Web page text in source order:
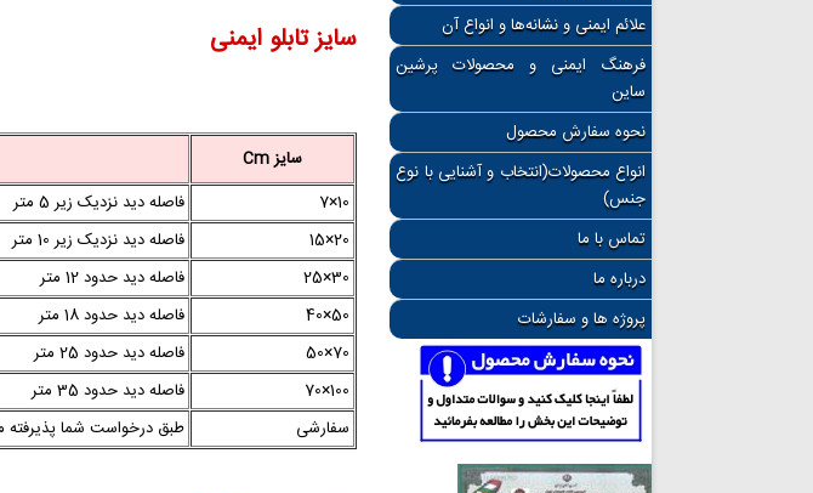
علائم ایمنی و نشانه‌ها و انواع آن
فرهنگ ایمنی و محصولات پرشین
ساین
نحوه سفارش محصول
انواع محصولات(انتخاب و آشنایی با نوع
جنس)
تماس با ما
درباره ما
پروژه ها و سفارشات
سایز تابلو ایمنی
سایز Cm
10×7
فاصله دید نزدیک زیر 5 متر
20×15
فاصله دید نزدیک زیر 10 متر
30×25
فاصله دید حدود 12 متر
50×40
فاصله دید حدود 18 متر
70×50
فاصله دید حدود 25 متر
100×70
فاصله دید حدود 35 متر
سفارشی
طبق درخواست شما